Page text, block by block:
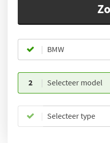
BMW
2 Selecteer model
Selecteer type